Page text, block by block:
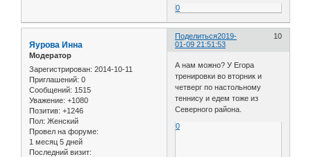
0
Поделиться 10
2019-
01-09 21:51:53
Яурова Инна
Модератор
Зарегистрирован: 2014-10-11
Приглашений: 0
Сообщений: 1515
Уважение: +1080
Позитив: +1246
Пол: Женский
Провел на форуме:
1 месяц 5 дней
Последний визит:
А нам можно? У Егора
тренировки во вторник и
четверг по настольному
теннису и едем тоже из
Северного района.
0